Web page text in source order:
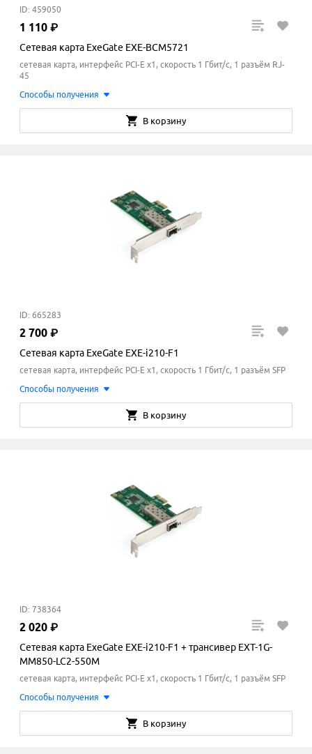
ID: 459050
1 110 ₽
Сетевая карта ExeGate EXE-BCM5721
сетевая карта, интерфейс PCI-E x1, скорость 1 Гбит/с, 1 разъём RJ-
45
Способы получения
В корзину
ID: 665283
2 700 ₽
Сетевая карта ExeGate EXE-i210-F1
сетевая карта, интерфейс PCI-E x1, скорость 1 Гбит/с, 1 разъём SFP
Способы получения
В корзину
ID: 738364
2 020 ₽
Сетевая карта ExeGate EXE-i210-F1 + трансивер EXT-1G-
MM850-LC2-550M
сетевая карта, интерфейс PCI-E x1, скорость 1 Гбит/с, 1 разъём SFP
Способы получения
В корзину